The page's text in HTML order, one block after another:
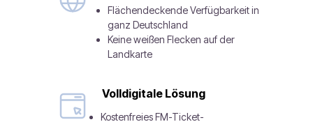
Volldigitale Lösung
Kostenfreies FM-Ticket-
Flächendeckende Verfügbarkeit in
ganz Deutschland
Keine weißen Flecken auf der
Landkarte